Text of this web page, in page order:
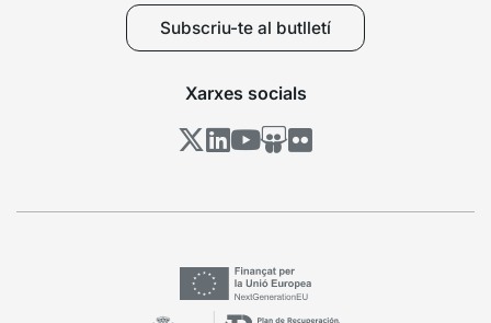
Subscriu-te al butlletí
Xarxes socials